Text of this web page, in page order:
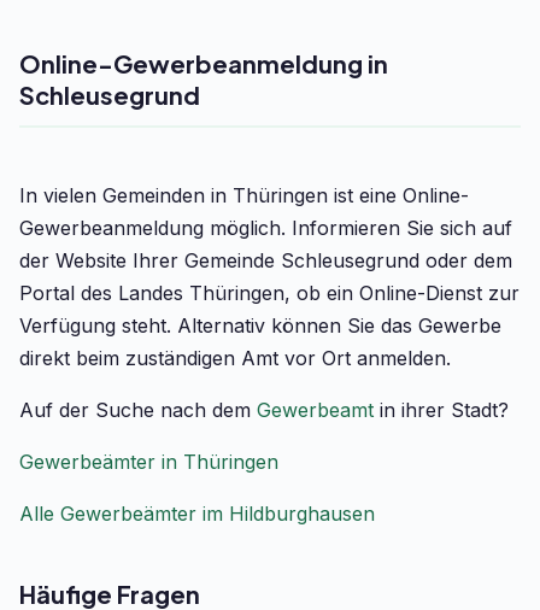
Online-Gewerbeanmeldung in
Schleusegrund
In vielen Gemeinden in Thüringen ist eine Online-
Gewerbeanmeldung möglich. Informieren Sie sich auf
der Website Ihrer Gemeinde Schleusegrund oder dem
Portal des Landes Thüringen, ob ein Online-Dienst zur
Verfügung steht. Alternativ können Sie das Gewerbe
direkt beim zuständigen Amt vor Ort anmelden.
Auf der Suche nach dem Gewerbeamt in ihrer Stadt?
Gewerbeämter in Thüringen
Alle Gewerbeämter im Hildburghausen
Häufige Fragen